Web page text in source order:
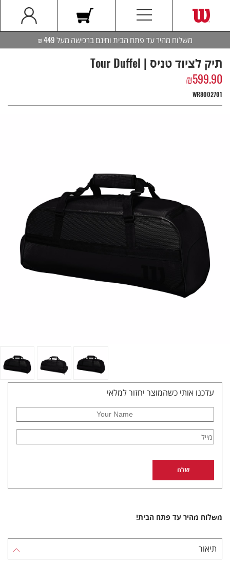
משלוח מהיר עד פתח הבית וחינם ברכישה מעל 449 ₪
תיק לציוד טניס | Tour Duffel
₪599.90
WR8002701
עדכנו אותי כשהמוצר יחזור למלאי
משלוח מהיר עד פתח הבית!
תיאור